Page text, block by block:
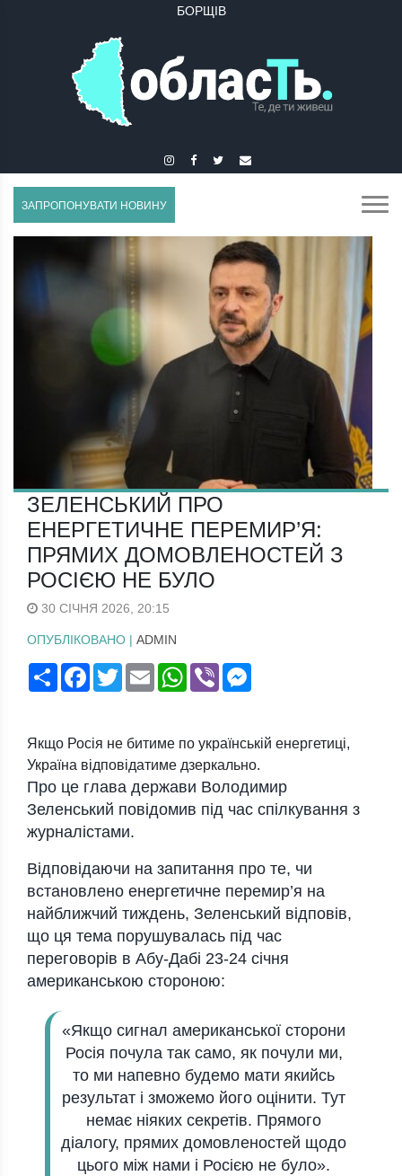
ЗАПРОПОНУВАТИ НОВИНУ
ЗЕЛЕНСЬКИЙ ПРО
ЕНЕРГЕТИЧНЕ ПЕРЕМИР’Я:
ПРЯМИХ ДОМОВЛЕНОСТЕЙ З
РОСІЄЮ НЕ БУЛО
30 СІЧНЯ 2026, 20:15
ОПУБЛІКОВАНО | ADMIN
ПоширитиFacebook
TwitterEmail WhatsApp
Viber
Якщо Росія не битиме по українській енергетиці,
Україна відповідатиме дзеркально.
Про це глава держави Володимир
Зеленський повідомив під час спілкування з
журналістами.
Відповідаючи на запитання про те, чи
встановлено енергетичне перемир’я на
найближчий тиждень, Зеленський відповів,
що ця тема порушувалась під час
переговорів в Абу-Дабі 23-24 січня
американською стороною:
«Якщо сигнал американської сторони
Росія почула так само, як почули ми,
то ми напевно будемо мати якийсь
результат і зможемо його оцінити. Тут
немає ніяких секретів. Прямого
діалогу, прямих домовленостей щодо
цього між нами і Росією не було».